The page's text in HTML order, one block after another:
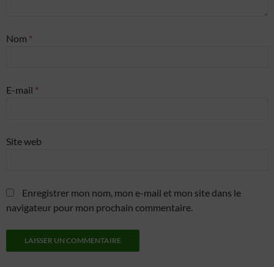
Nom *
E-mail *
Site web
Enregistrer mon nom, mon e-mail et mon site dans le
navigateur pour mon prochain commentaire.